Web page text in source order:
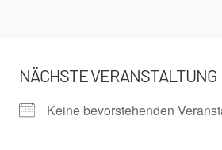
NÄCHSTE VERANSTALTUNG
Keine bevorstehenden